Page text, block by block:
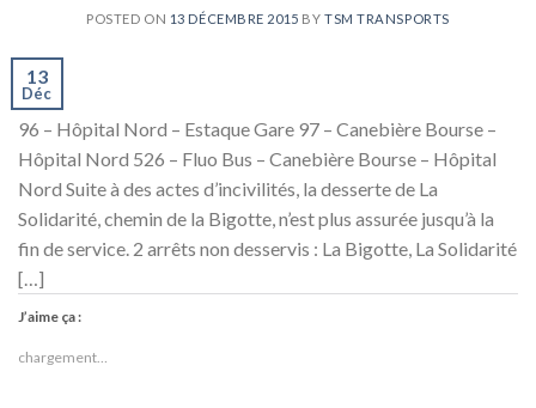
POSTED ON 13 DÉCEMBRE 2015 BY TSM TRANSPORTS
13
Déc
96 – Hôpital Nord – Estaque Gare 97 – Canebière Bourse –
Hôpital Nord 526 – Fluo Bus – Canebière Bourse – Hôpital
Nord Suite à des actes d’incivilités, la desserte de La
Solidarité, chemin de la Bigotte, n’est plus assurée jusqu’à la
fin de service. 2 arrêts non desservis : La Bigotte, La Solidarité
[…]
J’aime ça :
chargement…